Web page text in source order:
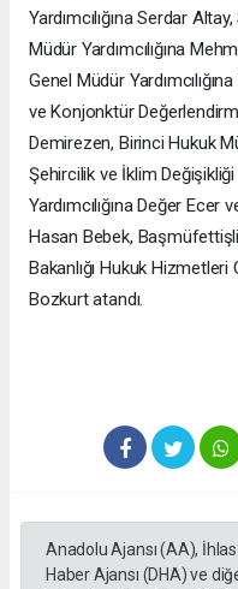
Yardımcılığına Serdar
Müdür Yardımcılığına
Genel Müdür
ve Konjonktür
Demirezen, Birinci Hukuk
Şehircilik ve İklim Değişikliği
Yardımcılığına Değer
Hasan Bebek,
Bakanlığı Hukuk Hizmetleri
Bozkurt atandı.
Anadolu Ajansı (AA),
Haber Ajansı (DHA) ve